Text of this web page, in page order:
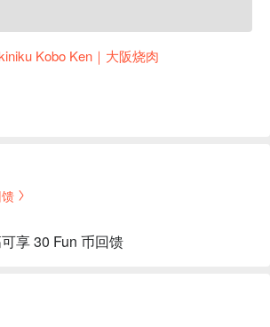
Kobo Ken｜大阪烧肉
享 30 Fun 币回馈